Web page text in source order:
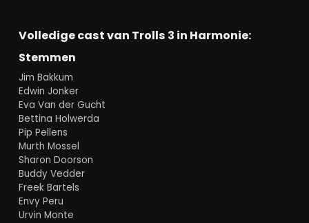
Volledige cast van Trolls 3 in Harmonie:
Stemmen
Jim Bakkum
Edwin Jonker
Eva Van der Gucht
Bettina Holwerda
Pip Pellens
Murth Mossel
Sharon Doorson
Buddy Vedder
Freek Bartels
Envy Peru
Urvin Monte